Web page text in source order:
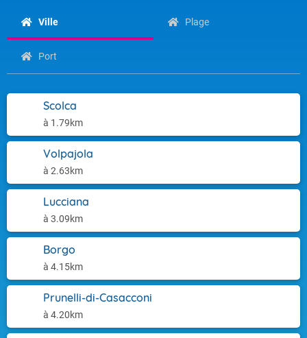
Ville Plage
Port
Scolca
à 1.79km
Volpajola
à 2.63km
Lucciana
à 3.09km
Borgo
à 4.15km
Prunelli-di-Casacconi
à 4.20km